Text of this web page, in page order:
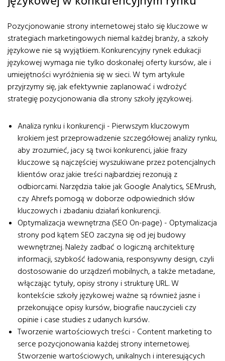
Pozycjonowanie strony internetowej stało się kluczowe w
strategiach marketingowych niemal każdej branży, a szkoły
językowe nie są wyjątkiem. Konkurencyjny rynek edukacji
językowej wymaga nie tylko doskonałej oferty kursów, ale i
umiejętności wyróżnienia się w sieci. W tym artykule
przyjrzymy się, jak efektywnie zaplanować i wdrożyć
strategię pozycjonowania dla strony szkoły językowej.
Analiza rynku i konkurencji - Pierwszym kluczowym
krokiem jest przeprowadzenie szczegółowej analizy rynku,
aby zrozumieć, jacy są twoi konkurenci, jakie frazy
kluczowe są najczęściej wyszukiwane przez potencjalnych
klientów oraz jakie treści najbardziej rezonują z
odbiorcami. Narzędzia takie jak Google Analytics, SEMrush,
czy Ahrefs pomogą w doborze odpowiednich słów
kluczowych i zbadaniu działań konkurencji.
Optymalizacja wewnętrzna (SEO On-page) - Optymalizacja
strony pod kątem SEO zaczyna się od jej budowy
wewnętrznej. Należy zadbać o logiczną architekturę
informacji, szybkość ładowania, responsywny design, czyli
dostosowanie do urządzeń mobilnych, a także metadane,
włączając tytuły, opisy strony i strukturę URL. W
kontekście szkoły językowej ważne są również jasne i
przekonujące opisy kursów, biografie nauczycieli czy
opinie i case studies z udanych kursów.
Tworzenie wartościowych treści - Content marketing to
serce pozycjonowania każdej strony internetowej.
Stworzenie wartościowych, unikalnych i interesujących